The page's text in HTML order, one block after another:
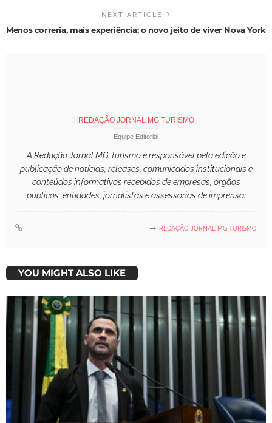
NEXT ARTICLE
Menos correria, mais experiência: o novo jeito de viver Nova York
REDAÇÃO JORNAL MG TURISMO
Equipe Editorial
A Redação Jornal MG Turismo é responsável pela edição e
publicação de notícias, releases, comunicados institucionais e
conteúdos informativos recebidos de empresas, órgãos
públicos, entidades, jornalistas e assessorias de imprensa.
REDAÇÃO JORNAL MG TURISMO
YOU MIGHT ALSO LIKE